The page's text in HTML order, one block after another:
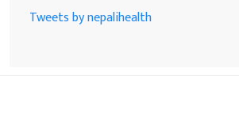
Tweets by nepalihealth